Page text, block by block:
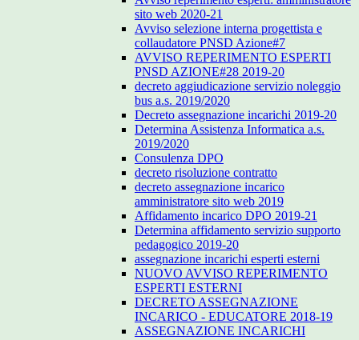
sito web 2020-21
Avviso selezione interna progettista e
collaudatore PNSD Azione#7
AVVISO REPERIMENTO ESPERTI
PNSD AZIONE#28 2019-20
decreto aggiudicazione servizio noleggio
bus a.s. 2019/2020
Decreto assegnazione incarichi 2019-20
Determina Assistenza Informatica a.s.
2019/2020
Consulenza DPO
decreto risoluzione contratto
decreto assegnazione incarico
amministratore sito web 2019
Affidamento incarico DPO 2019-21
Determina affidamento servizio supporto
pedagogico 2019-20
assegnazione incarichi esperti esterni
NUOVO AVVISO REPERIMENTO
ESPERTI ESTERNI
DECRETO ASSEGNAZIONE
INCARICO - EDUCATORE 2018-19
ASSEGNAZIONE INCARICHI